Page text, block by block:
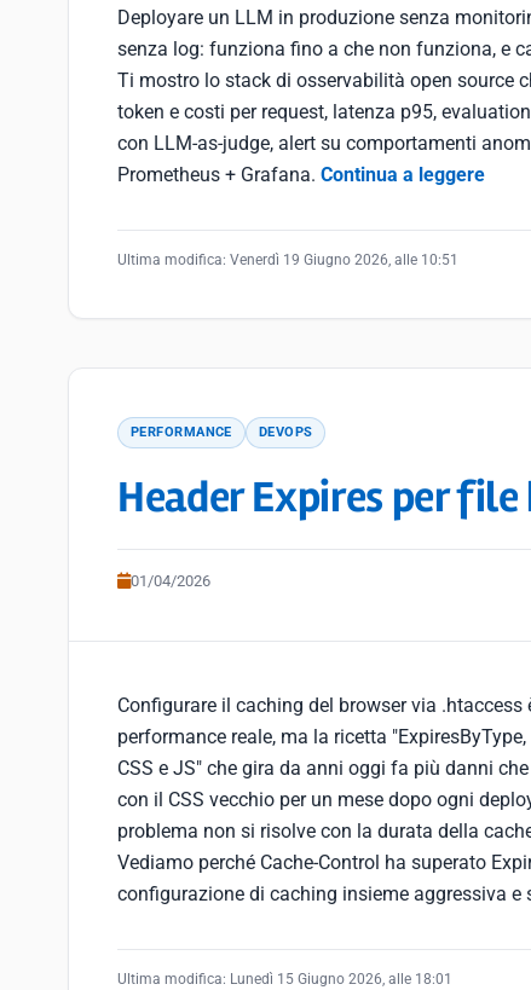
Deployare un LLM in produzione senza
senza log: funziona fino a che non funziona, e
Ti mostro lo stack di osservabilità open source
token e costi per request, latenza p95,
con LLM-as-judge, alert su comportamenti
Prometheus + Grafana. Continua a leggere
Ultima modifica: Venerdì 19 Giugno 2026, alle 10:51
PERFORMANCE DEVOPS
Header Expires per file
01/04/2026
Configurare il caching del browser via .htaccess
performance reale, ma la ricetta
CSS e JS" che gira da anni oggi fa più danni
con il CSS vecchio per un mese dopo ogni
problema non si risolve con la durata della
Vediamo perché Cache-Control ha superato
configurazione di caching insieme aggressiva e
Ultima modifica: Lunedì 15 Giugno 2026, alle 18:01